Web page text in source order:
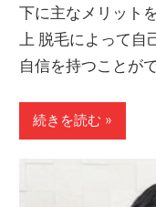
下に主なメリット
上 脱毛によって自
自信を持つことが
続きを読む »